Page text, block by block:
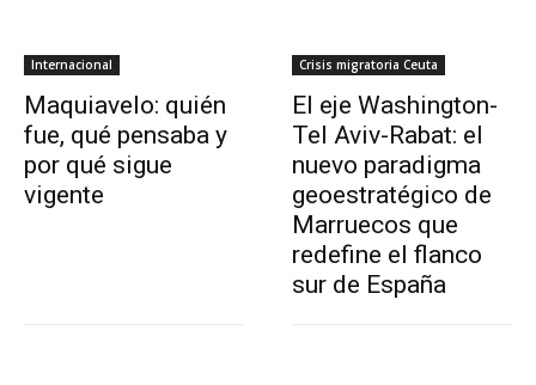
Internacional
Maquiavelo: quién
fue, qué pensaba y
por qué sigue
vigente
Crisis migratoria Ceuta
El eje Washington-
Tel Aviv-Rabat: el
nuevo paradigma
geoestratégico de
Marruecos que
redefine el flanco
sur de España